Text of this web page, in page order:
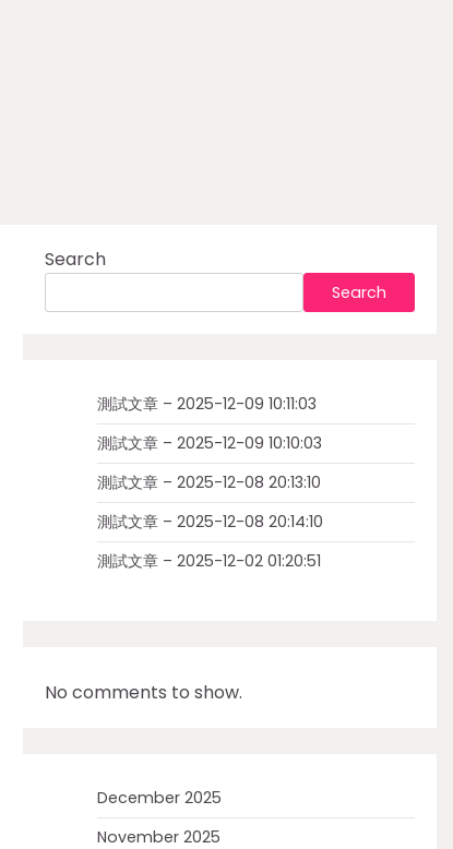
Search
Search
測試文章 – 2025-12-09 10:11:03
測試文章 – 2025-12-09 10:10:03
測試文章 – 2025-12-08 20:13:10
測試文章 – 2025-12-08 20:14:10
測試文章 – 2025-12-02 01:20:51
No comments to show.
December 2025
November 2025